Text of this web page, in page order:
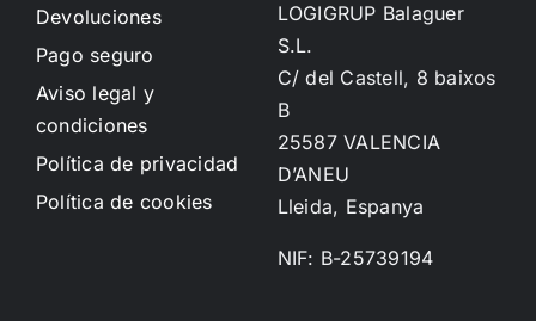
Devoluciones
Pago seguro
Aviso legal y
condiciones
Política de privacidad
Política de cookies
LOGIGRUP Balaguer
S.L.
C/ del Castell, 8 baixos
B
25587 VALENCIA
D’ANEU
Lleida, Espanya
NIF: B-25739194